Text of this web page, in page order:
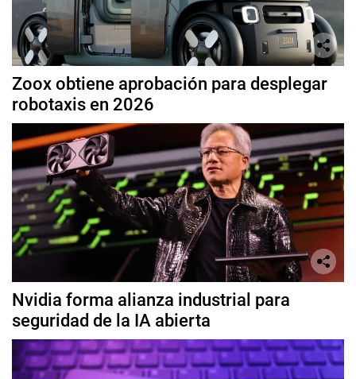
Zoox obtiene aprobación para desplegar
robotaxis en 2026
Nvidia forma alianza industrial para
seguridad de la IA abierta